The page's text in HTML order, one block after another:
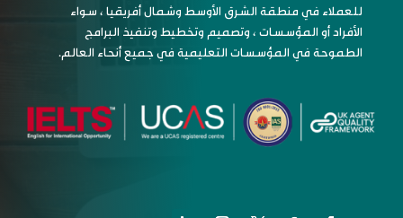
للعملاء في منطقة الشرق الأوسط وشمال أفريقيا ، سواء
الأفراد أو المؤسسات ، وتصميم وتخطيط وتنفيذ البرامج
الطموحة في المؤسسات التعليمية في جميع أنحاء العالم.